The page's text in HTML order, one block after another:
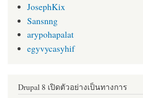
JosephKix
Sansnng
arypohapalat
egyvycasyhif
Drupal 8 เปิดตัวอย่างเป็นทางการ